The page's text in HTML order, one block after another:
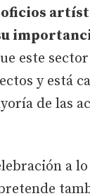
oficios
este
y está
de las
a